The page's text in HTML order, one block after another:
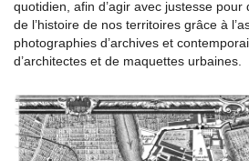
quotidien, afin d’agir avec justesse
de l’histoire de nos territoires grâce à
photographies d’archives et
d’architectes et de maquettes urbaines.